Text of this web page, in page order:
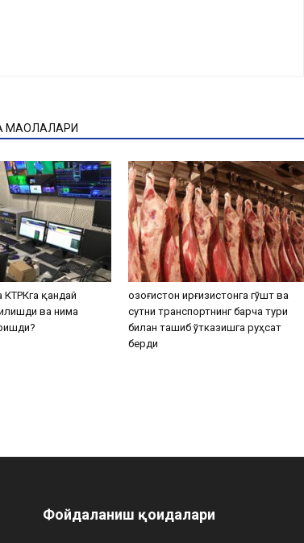
МАҚОЛАЛАРИ
қандай
ва нима
Қозоғистон Қирғизистонга гўшт ва
сутни транспортнинг барча тури
билан ташиб ўтказишга руҳсат
берди
Фойдаланиш қоидалари